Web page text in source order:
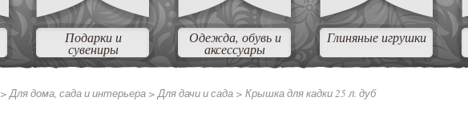
Подарки и
сувениры
Одежда, обувь и
аксессуары
Глиняные игрушки
>Для дома, сада и интерьера >Для дачи и сада > Крышка для кадки 25 л. дуб